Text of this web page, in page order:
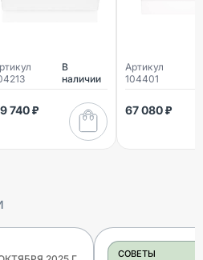
В
наличии
740 ₽
Артикул
104401
67 080 ₽
СОВЕТЫ